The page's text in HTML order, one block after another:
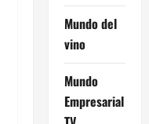
Mundo del
vino
Mundo
Empresarial